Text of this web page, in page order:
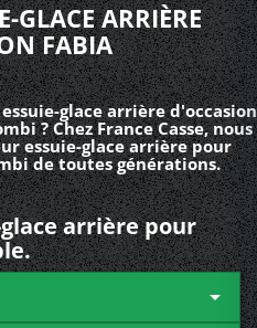
GLACE ARRIÈRE
FABIA
glace arrière d'occasion
? Chez France Casse, nous
essuie-glace arrière pour
de toutes générations.
arrière pour
